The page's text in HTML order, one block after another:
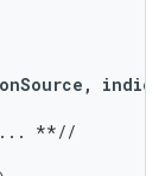
,
**//